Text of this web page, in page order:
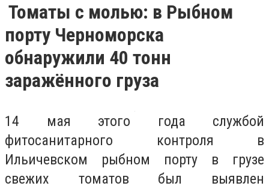
Томаты с молью: в Рыбном
порту Черноморска
обнаружили 40 тонн
заражённого груза
14 мая этого года службой
фитосанитарного контроля в
Ильичевском рыбном порту в грузе
свежих томатов был выявлен